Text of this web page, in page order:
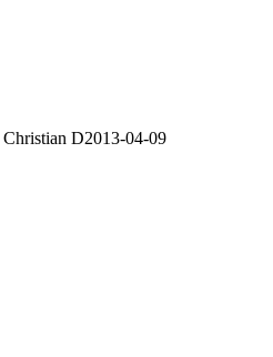
Christian D2013-04-09